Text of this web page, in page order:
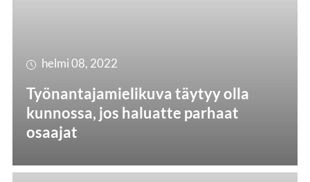
helmi 08, 2022
Työnantajamielikuva täytyy olla
kunnossa, jos haluatte parhaat
osaajat